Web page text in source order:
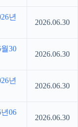
년
2026.06.30
30
2026.06.30
년
2026.06.30
06
2026.06.30